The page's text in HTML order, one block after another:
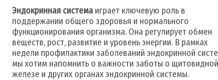
Эндокринная система играет ключевую роль в
поддержании общего здоровья и нормального
функционирования организма. Она регулирует обмен
веществ, рост, развитие и уровень энергии. В рамках
недели профилактики заболеваний эндокринной
мы хотим напомнить о важности заботы о щитовидной
железе и других органах эндокринной системы.